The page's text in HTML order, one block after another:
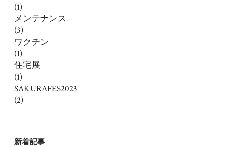
(1)
メンテナンス
(3)
ワクチン
(1)
住宅展
(1)
SAKURAFES2023
(2)
新着記事